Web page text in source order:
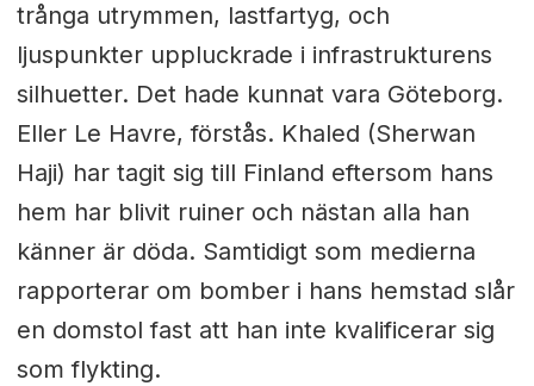
trånga utrymmen, lastfartyg, och
ljuspunkter uppluckrade i infrastrukturens
silhuetter. Det hade kunnat vara Göteborg.
Eller Le Havre, förstås. Khaled (Sherwan
Haji) har tagit sig till Finland eftersom hans
hem har blivit ruiner och nästan alla han
känner är döda. Samtidigt som medierna
rapporterar om bomber i hans hemstad slår
en domstol fast att han inte kvalificerar sig
som flykting.